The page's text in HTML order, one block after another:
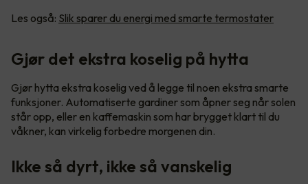
Les også: Slik sparer du energi med smarte termostater
Gjør det ekstra koselig på hytta
Gjør hytta ekstra koselig ved å legge til noen ekstra smarte
funksjoner. Automatiserte gardiner som åpner seg når solen
står opp, eller en kaffemaskin som har brygget klart til du
våkner, kan virkelig forbedre morgenen din.
Ikke så dyrt, ikke så vanskelig